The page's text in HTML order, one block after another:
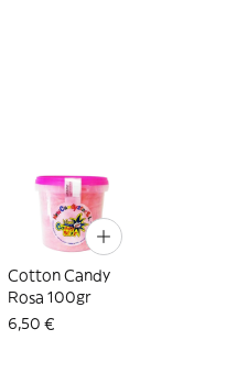
Cotton Candy
Rosa 100gr
6,50 €